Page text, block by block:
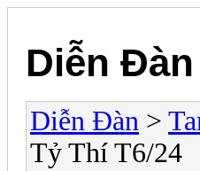
Diễn Đàn
Diễn Đàn >
Tỷ Thí T6/24